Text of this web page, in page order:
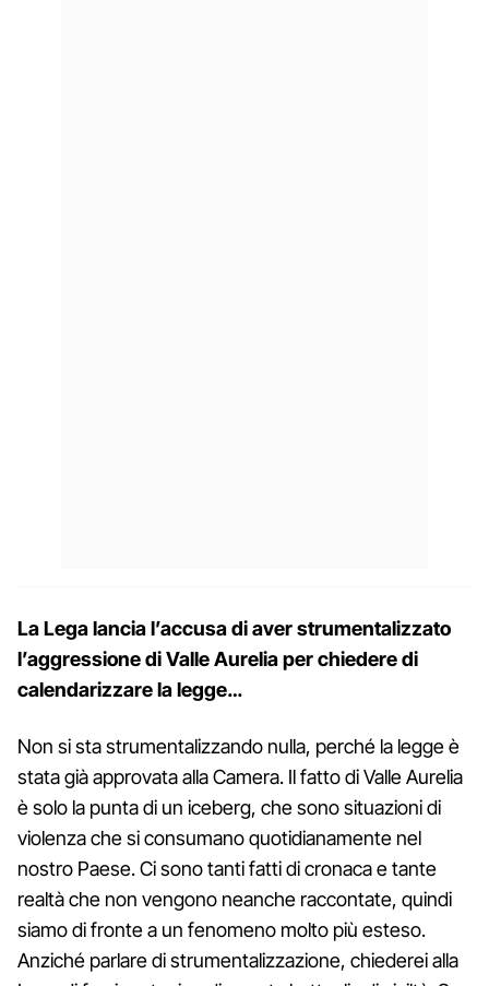
La Lega lancia l’accusa di aver strumentalizzato
l’aggressione di Valle Aurelia per chiedere di
calendarizzare la legge…
Non si sta strumentalizzando nulla, perché la legge è
stata già approvata alla Camera. Il fatto di Valle Aurelia
è solo la punta di un iceberg, che sono situazioni di
violenza che si consumano quotidianamente nel
nostro Paese. Ci sono tanti fatti di cronaca e tante
realtà che non vengono neanche raccontate, quindi
siamo di fronte a un fenomeno molto più esteso.
Anziché parlare di strumentalizzazione, chiederei alla